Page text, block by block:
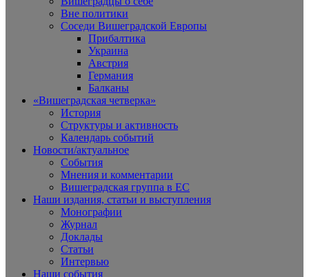
Вне политики
Соседи Вишеградской Европы
Прибалтика
Украина
Австрия
Германия
Балканы
«Вишеградская четверка»
История
Структуры и активность
Календарь событий
Новости/актуальное
События
Мнения и комментарии
Вишеградская группа в ЕС
Наши издания, статьи и выступления
Монографии
Журнал
Доклады
Статьи
Интервью
Наши события